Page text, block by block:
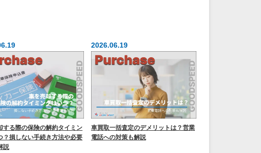
する際の保険の解約タイミン
？損しない手続き方法や必要
説
2026.06.19
車買取一括査定のデメリットは？営業
電話への対策も解説